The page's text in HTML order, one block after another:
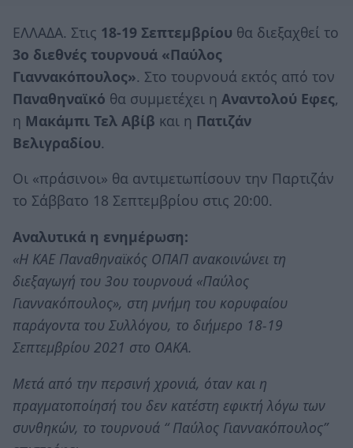
ΕΛΛΑΔΑ. Στις 18-19 Σεπτεμβρίου θα διεξαχθεί το
3ο διεθνές τουρνουά «Παύλος
Γιαννακόπουλος». Στο τουρνουά εκτός από τον
Παναθηναϊκό θα συμμετέχει η Αναντολού Εφες,
η Μακάμπι Τελ Αβίβ και η Πατιζάν
Βελιγραδίου.
Οι «πράσινοι» θα αντιμετωπίσουν την Παρτιζάν
το Σάββατο 18 Σεπτεμβρίου στις 20:00.
Αναλυτικά η ενημέρωση:
«Η ΚΑΕ Παναθηναϊκός ΟΠΑΠ ανακοινώνει τη
διεξαγωγή του 3ου τουρνουά «Παύλος
Γιαννακόπουλος», στη μνήμη του κορυφαίου
παράγοντα του Συλλόγου, το διήμερο 18-19
Σεπτεμβρίου 2021 στο ΟΑΚΑ.
Μετά από την περσινή χρονιά, όταν και η
πραγματοποίησή του δεν κατέστη εφικτή λόγω των
συνθηκών, το τουρνουά “ Παύλος Γιαννακόπουλος”